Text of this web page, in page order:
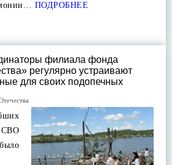
ПОДРОБНЕЕ
филиала фонда
регулярно устраивают
для своих подопечных
СВО